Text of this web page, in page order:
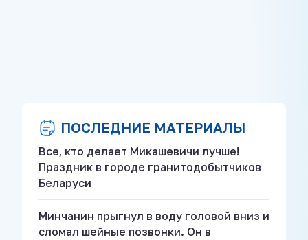
ПОСЛЕДНИЕ МАТЕРИАЛЫ
Все, кто делает Микашевичи лучше!
Праздник в городе гранитодобытчиков
Беларуси
Минчанин прыгнул в воду головой вниз и
сломал шейные позвонки. Он в